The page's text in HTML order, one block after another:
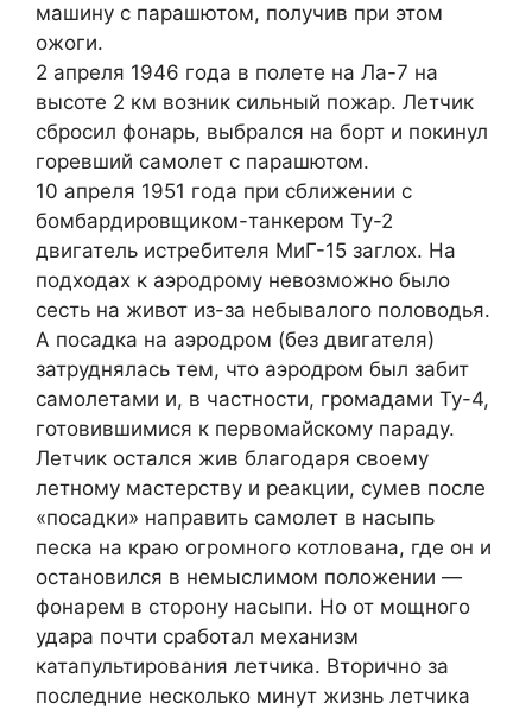
машину с парашютом, получив при этом
ожоги.
2 апреля 1946 года в полете на Ла-7 на
высоте 2 км возник сильный пожар. Летчик
сбросил фонарь, выбрался на борт и покинул
горевший самолет с парашютом.
10 апреля 1951 года при сближении с
бомбардировщиком-танкером Ту-2
двигатель истребителя МиГ-15 заглох. На
подходах к аэродрому невозможно было
сесть на живот из-за небывалого половодья.
А посадка на аэродром (без двигателя)
затруднялась тем, что аэродром был забит
самолетами и, в частности, громадами Ту-4,
готовившимися к первомайскому параду.
Летчик остался жив благодаря своему
летному мастерству и реакции, сумев после
«посадки» направить самолет в насыпь
песка на краю огромного котлована, где он и
остановился в немыслимом положении —
фонарем в сторону насыпи. Но от мощного
удара почти сработал механизм
катапультирования летчика. Вторично за
последние несколько минут жизнь летчика